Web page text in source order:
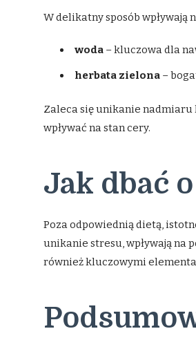
W delikatny sposób wpływają
woda – kluczowa dla
herbata zielona –
Zaleca się unikanie nadmiaru
wpływać na stan cery.
Jak dbać
Poza odpowiednią dietą,
unikanie stresu, wpływają na
również kluczowymi